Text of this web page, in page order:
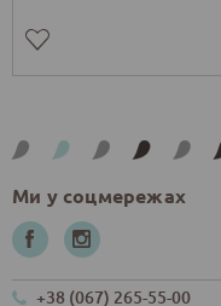
Ми у соцмережах
+38 (067) 265-55-00